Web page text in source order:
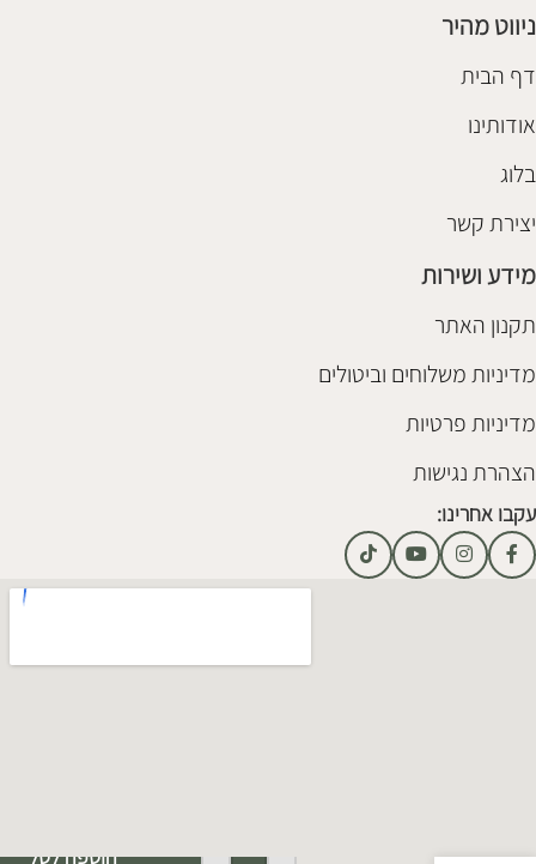
ניווט מהיר
דף הבית
אודותינו
בלוג
יצירת קשר
מידע ושירות
תקנון האתר
מדיניות משלוחים וביטולים
מדיניות פרטיות
הצהרת נגישות
עקבו אחרינו:
הוספה לסל